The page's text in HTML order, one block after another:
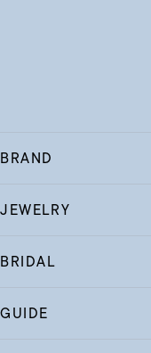
BRAND
JEWELRY
BRIDAL
GUIDE